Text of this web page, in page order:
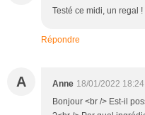
Testé ce midi, un regal
Répondre
A Anne 18/01/2022 18:24
Bonjour <br /> Est-il